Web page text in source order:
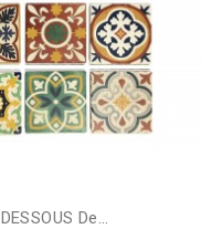
DESSOUS De...